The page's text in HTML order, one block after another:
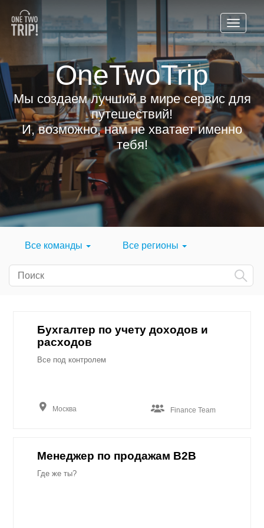
OneTwoTrip
Мы создаем лучший в мире сервис для
путешествий!
И, возможно, нам не хватает именно
тебя!
Все команды Все регионы
Бухгалтер по учету доходов и
расходов
Все под контролем
Москва Finance Team
Менеджер по продажам B2B
Где же ты?